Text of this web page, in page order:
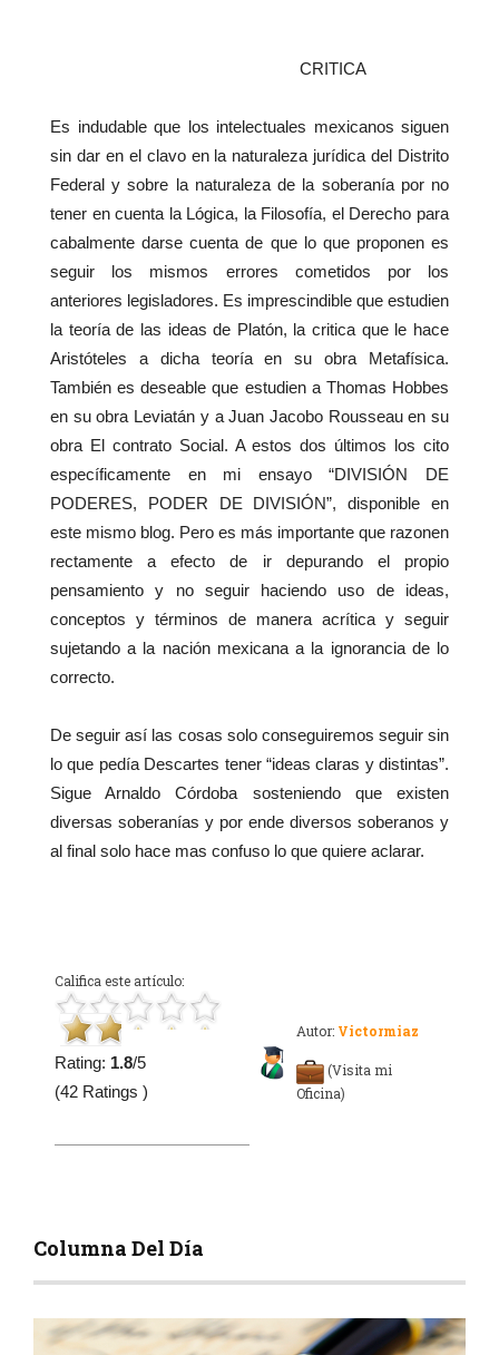
CRITICA
Es indudable que los intelectuales mexicanos siguen
sin dar en el clavo en la naturaleza jurídica del Distrito
Federal y sobre la naturaleza de la soberanía por no
tener en cuenta la Lógica, la Filosofía, el Derecho para
cabalmente darse cuenta de que lo que proponen es
seguir los mismos errores cometidos por los
anteriores legisladores. Es imprescindible que estudien
la teoría de las ideas de Platón, la critica que le hace
Aristóteles a dicha teoría en su obra Metafísica.
También es deseable que estudien a Thomas Hobbes
en su obra Leviatán y a Juan Jacobo Rousseau en su
obra El contrato Social. A estos dos últimos los cito
específicamente en mi ensayo “DIVISIÓN DE
PODERES, PODER DE DIVISIÓN”, disponible en
este mismo blog. Pero es más importante que razonen
rectamente a efecto de ir depurando el propio
pensamiento y no seguir haciendo uso de ideas,
conceptos y términos de manera acrítica y seguir
sujetando a la nación mexicana a la ignorancia de lo
correcto.
De seguir así las cosas solo conseguiremos seguir sin
lo que pedía Descartes tener “ideas claras y distintas”.
Sigue Arnaldo Córdoba sosteniendo que existen
diversas soberanías y por ende diversos soberanos y
al final solo hace mas confuso lo que quiere aclarar.
Califica este artículo:
Rating: 1.8/5
(42 Ratings )
Autor: Victormiaz
(Visita mi
Oficina)
Columna Del Día